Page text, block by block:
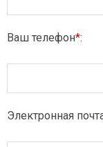
Ваш телефон*:
Электронная